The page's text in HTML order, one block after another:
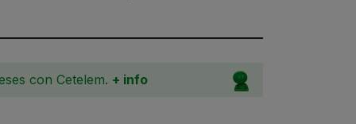
con Cetelem. + info